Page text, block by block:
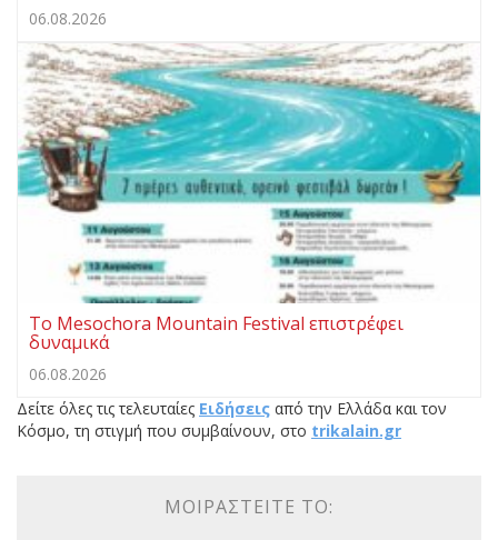
06.08.2026
Το Mesochora Mountain Festival επιστρέφει
δυναμικά
06.08.2026
Δείτε όλες τις τελευταίες Ειδήσεις από την Ελλάδα και τον
Κόσμο, τη στιγμή που συμβαίνουν, στο trikalain.gr
ΜΟΙΡΑΣΤΕΊΤΕ ΤΟ: